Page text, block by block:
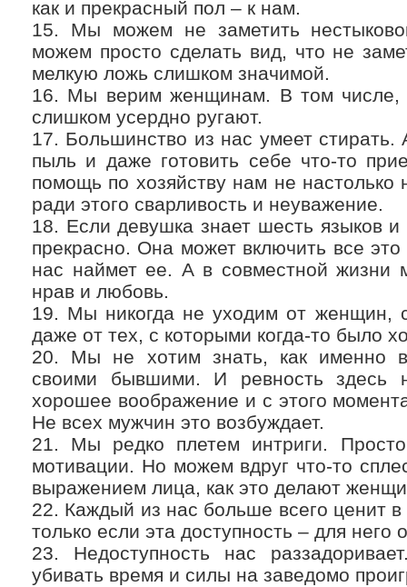
как и прекрасный пол – к нам.
15. Мы можем не заметить
можем просто сделать вид, что не
мелкую ложь слишком значимой.
16. Мы верим женщинам. В том числе,
слишком усердно ругают.
17. Большинство из нас умеет стирать.
пыль и даже готовить себе что-то
помощь по хозяйству нам не настолько
ради этого сварливость и неуважение.
18. Если девушка знает шесть языков
прекрасно. Она может включить все
нас наймет ее. А в совместной
нрав и любовь.
19. Мы никогда не уходим от женщин,
даже от тех, с которыми когда-то было
20. Мы не хотим знать, как именно
своими бывшими. И ревность здесь
хорошее воображение и с этого
Не всех мужчин это возбуждает.
21. Мы редко плетем интриги.
мотивации. Но можем вдруг что-то
выражением лица, как это делают
22. Каждый из нас больше всего ценит
только если эта доступность – для него
23. Недоступность нас
убивать время и силы на заведомо